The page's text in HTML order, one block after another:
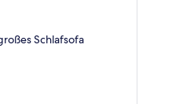
Schlafsofa